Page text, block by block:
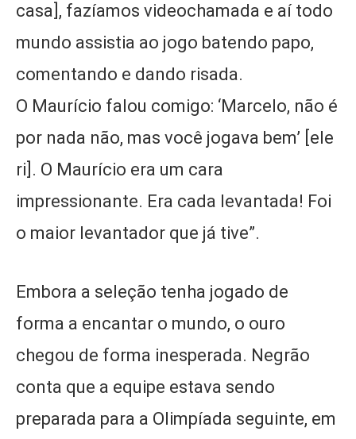
casa], fazíamos videochamada e aí todo
mundo assistia ao jogo batendo papo,
comentando e dando risada.
O Maurício falou comigo: ‘Marcelo, não é
por nada não, mas você jogava bem’ [ele
ri]. O Maurício era um cara
impressionante. Era cada levantada! Foi
o maior levantador que já tive”.
Embora a seleção tenha jogado de
forma a encantar o mundo, o ouro
chegou de forma inesperada. Negrão
conta que a equipe estava sendo
preparada para a Olimpíada seguinte, em